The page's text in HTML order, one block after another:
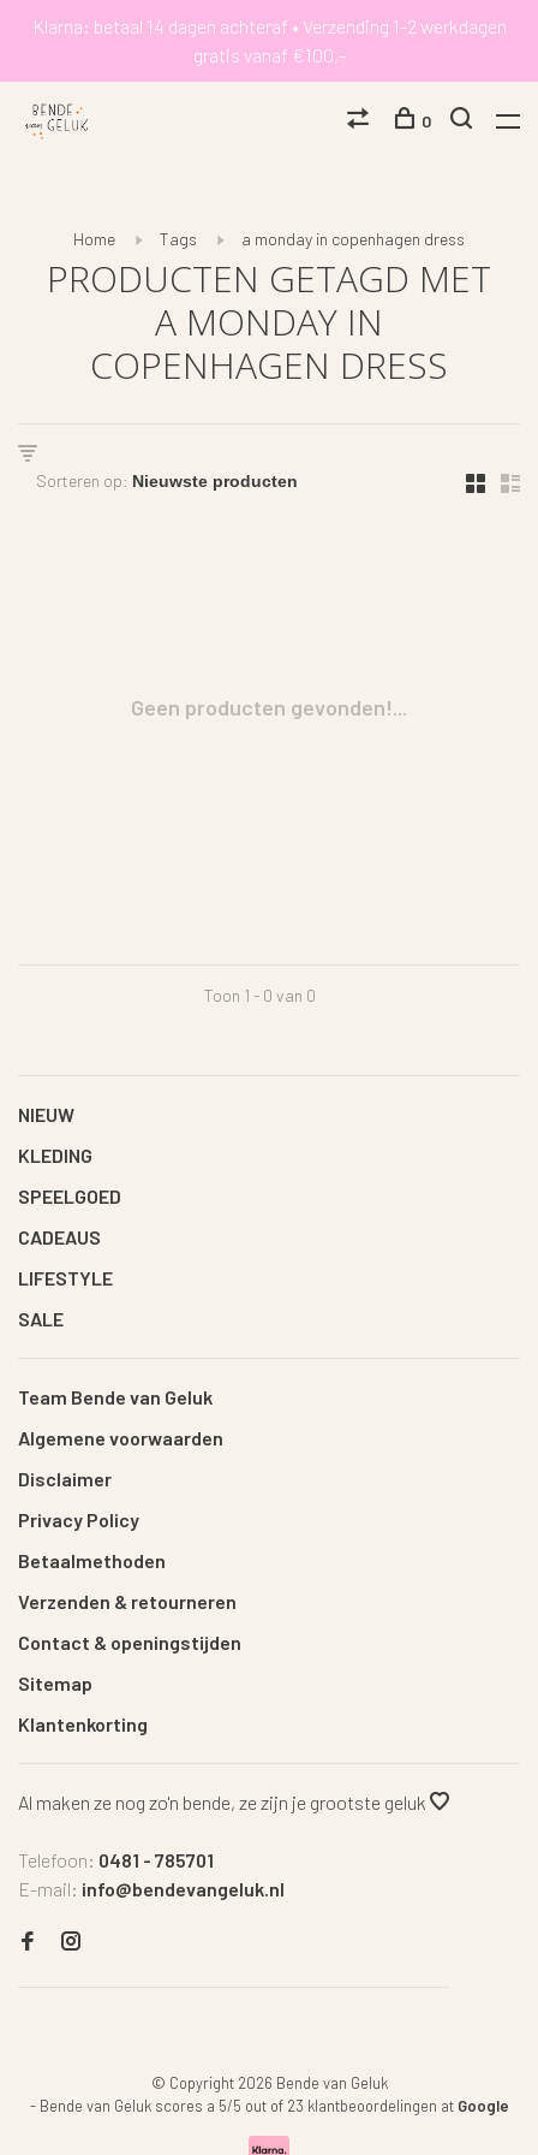
Klarna: betaal 14 dagen achteraf • Verzending 1-2 werkdagen
gratis vanaf €100,-
0
Home Tags a monday in copenhagen dress
PRODUCTEN GETAGD MET
A MONDAY IN
COPENHAGEN DRESS
Sorteren op:
Geen producten gevonden!...
Toon 1 - 0 van 0
NIEUW
KLEDING
SPEELGOED
CADEAUS
LIFESTYLE
SALE
Team Bende van Geluk
Algemene voorwaarden
Disclaimer
Privacy Policy
Betaalmethoden
Verzenden & retourneren
Contact & openingstijden
Sitemap
Klantenkorting
Al maken ze nog zo'n bende, ze zijn je grootste geluk
Telefoon: 0481 - 785701
E-mail: info@bendevangeluk.nl
© Copyright 2026 Bende van Geluk
- Bende van Geluk scores a 5/5 out of 23 klantbeoordelingen at Google